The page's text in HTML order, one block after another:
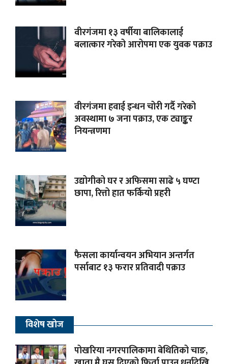
वीरगंजमा १३ वर्षीया बालिकालाई
बलात्कार गरेको आरोपमा एक युवक पक्राउ
वीरगंजमा हवाई इन्धन चोरी गर्दै गरेको
अवस्थामा ७ जना पक्राउ, एक ट्याङ्कर
नियन्त्रणमा
उद्योगीको घर र अफिसमा साढे ५ घण्टा
छापा, रित्तो हात फर्कियो प्रहरी
फैसला कार्यान्वयन अभियान अन्तर्गत
पर्साबाट १३ फरार प्रतिवादी पक्राउ
विशेष खोज
पोखरिया नगरपालिकामा बेथितिको चाङ,